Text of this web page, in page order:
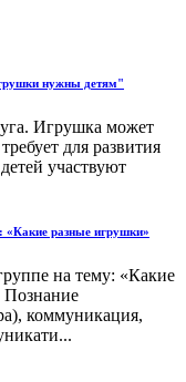
нужны детям"
Игрушка может
для развития
участвуют
«Какие разные игрушки»
на тему: «Какие
Познание
коммуникация,